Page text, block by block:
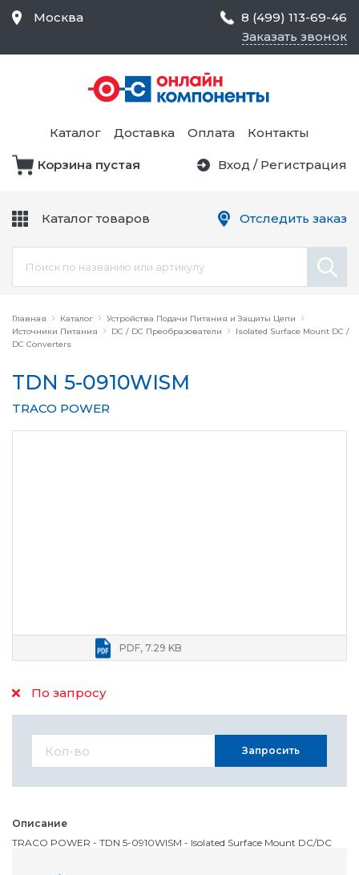
Главная Каталог
Устройства Подачи Питания и Защиты Цепи
Источники Питания
DC / DC Преобразователи
Isolated Surface Mount DC /
DC Converters
TDN 5-0910WISM
TRACO POWER
По запросу
PDF, 7.29 KB
Описание
TRACO POWER - TDN 5-0910WISM - Isolated Surface Mount DC/DC
Запросить
Москва
8 (499) 113-69-46
Заказать звонок
Каталог Доставка Оплата Контакты
Корзина пустая Вход / Регистрация
Каталог товаров
Средства Контроля
Статического
Электричества и
Безопасности,
Товары для Чистых
Цепи
Оборудование
Отследить заказ